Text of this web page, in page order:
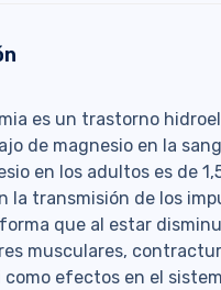
es un trastorno
de magnesio en la
en los adultos es de
la transmisión de los
que al estar
musculares,
como efectos en el